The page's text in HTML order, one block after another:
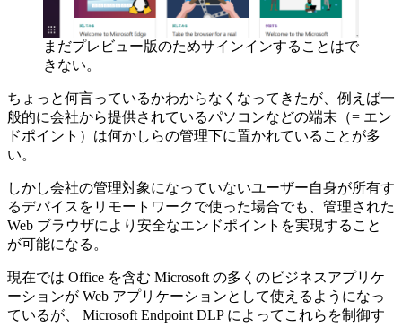
まだプレビュー版のためサインインすることはで
きない。
ちょっと何言っているかわからなくなってきたが、例えば一
般的に会社から提供されているパソコンなどの端末（= エン
ドポイント）は何かしらの管理下に置かれていることが多
い。
しかし会社の管理対象になっていないユーザー自身が所有す
るデバイスをリモートワークで使った場合でも、管理された
Web ブラウザにより安全なエンドポイントを実現すること
が可能になる。
現在では Office を含む Microsoft の多くのビジネスアプリケ
ーションが Web アプリケーションとして使えるようになっ
ているが、 Microsoft Endpoint DLP によってこれらを制御す